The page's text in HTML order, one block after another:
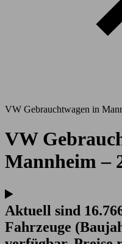
VW Gebrauchtwagen in
VW
Mannheim –
Aktuell sind
Fahrzeuge